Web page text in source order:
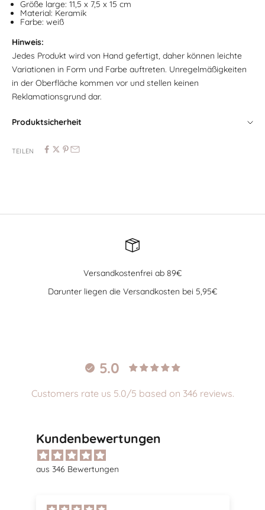
Größe large: 11,5 x 7,5 x 15 cm
Material: Keramik
Farbe: weiß
Hinweis:
Jedes Produkt wird von Hand gefertigt, daher können leichte
Variationen in Form und Farbe auftreten. Unregelmäßigkeiten
in der Oberfläche kommen vor und stellen keinen
Reklamationsgrund dar.
Produktsicherheit
TEILEN
Versandkostenfrei ab 89€
Darunter liegen die Versandkosten bei 5,95€
5.0
Customers rate us 5.0/5 based on 346 reviews.
Kundenbewertungen
aus 346 Bewertungen